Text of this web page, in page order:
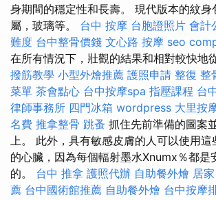
身期間的穩定性和長壽。 現代版本的紋身
屬，玻璃等。 台中 按摩 台胞證照片 會計
難度 台中整骨價錢 文心路 按摩 seo
在所有情況下，壯觀的結果和相對較快地
撥筋教學 小型外燴推薦 護照申請 整復 整
菜單 茶會點心 台中按摩spa 指壓課程 台
律師事務所 四門冰箱 wordpress 大里按
名費 推拿整骨 跳蚤 抓住先前準備的圖案
上。 此外，具有敏感皮膚的人可以使用
的心臟，因為每個輻射墨水Xnumx％都是
的。 台中 推拿 護照代辦 自助餐外燴 居家
薦 台中國術館推薦 自助餐外燴 台中按摩